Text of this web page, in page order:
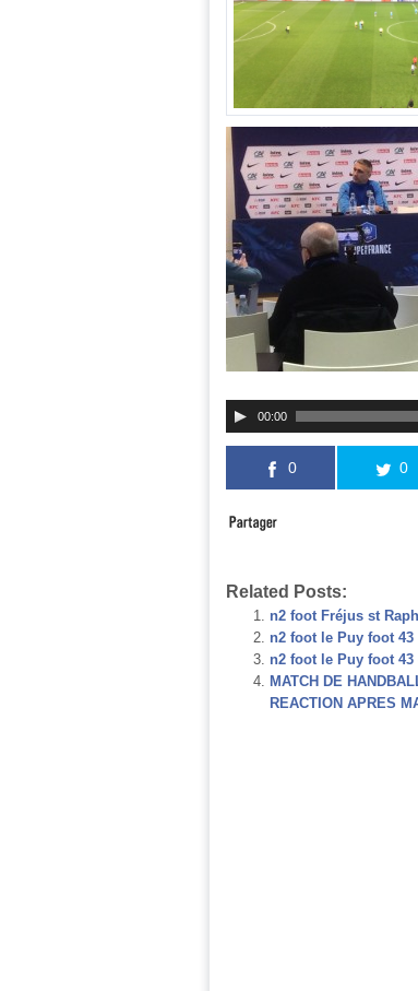
00:00
0 0
Related Posts:
n2 foot Fréjus st
n2 foot le Puy foot 43
n2 foot le Puy foot
MATCH DE
REACTION APRES